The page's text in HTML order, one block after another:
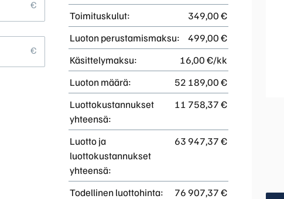
Toimituskulut:
349,00 €
Luoton perustamismaksu:
499,00 €
Käsittelymaksu:
16,00 €/kk
Luoton määrä:
52 189,00 €
Luottokustannukset
yhteensä:
11 758,37 €
Luotto ja
luottokustannukset
yhteensä:
63 947,37 €
Todellinen luottohinta:
76 907,37 €